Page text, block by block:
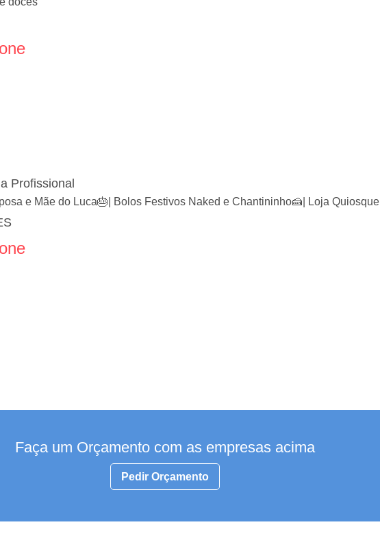
Profissional
e Mãe do Luca🎂| Bolos Festivos Naked e Chantininho🍰| Loja Quiosque
Faça um Orçamento com as empresas acima
Pedir Orçamento